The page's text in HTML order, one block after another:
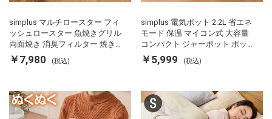
simplus マルチロースター フィ
ッシュロースター 魚焼きグリル
両面焼き 消臭フィルター 焼き魚
両面ヒーター タイマー付き SP-
FRS01 マットブラック シンプラ
￥7,980 (税込)
simplus 電気ポット 2.2L 省エネ
モード 保温 マイコン式 大容量
コンパクト ジャーポット ポット
カルキ抜き 空焚き防止 温度調節
軽量 SP-PD22 シンプラス
￥5,999 (税込)